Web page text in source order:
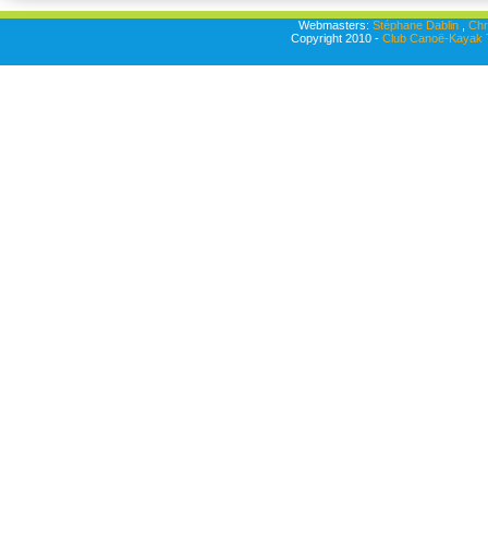
Webmasters: Stéphane Dablin,
Copyright 2010 - Club Canoë-Kayak